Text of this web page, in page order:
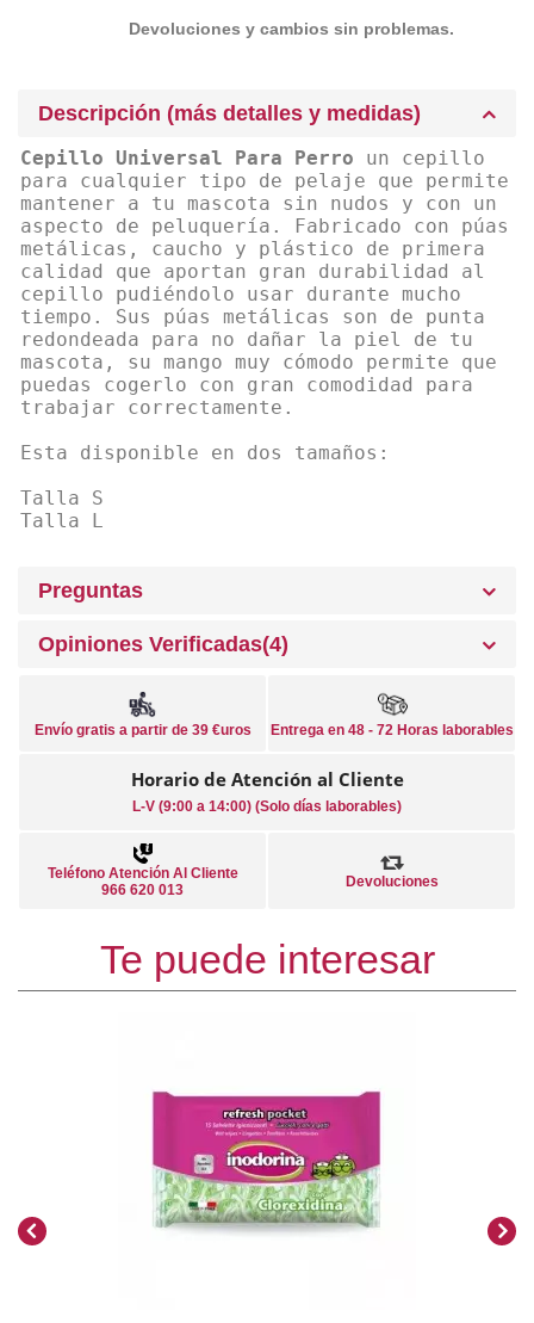
Devoluciones y cambios sin problemas.
Descripción (más detalles y medidas)
Cepillo Universal Para Perro un cepillo
para cualquier tipo de pelaje que permite
mantener a tu mascota sin nudos y con un
aspecto de peluquería. Fabricado con púas
metálicas, caucho y plástico de primera
calidad que aportan gran durabilidad al
cepillo pudiéndolo usar durante mucho
tiempo. Sus púas metálicas son de punta
redondeada para no dañar la piel de tu
mascota, su mango muy cómodo permite que
puedas cogerlo con gran comodidad para
trabajar correctamente.
Esta disponible en dos tamaños:
Talla S
Talla L
Preguntas
Opiniones Verificadas(4)
Envío gratis a partir de 39 €uros Entrega en 48 - 72 Horas laborables
Horario de Atención al Cliente
L-V (9:00 a 14:00) (Solo días laborables)
Teléfono Atención Al Cliente
966 620 013
Devoluciones
Te puede interesar